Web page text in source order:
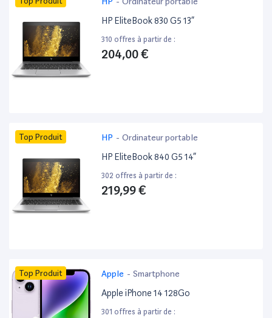
HP EliteBook 830 G5 13”
310 offres à partir de :
204,00 €
Top Produit HP - Ordinateur portable
HP EliteBook 840 G5 14”
302 offres à partir de :
219,99 €
Top Produit Apple - Smartphone
Apple iPhone 14 128Go
301 offres à partir de :